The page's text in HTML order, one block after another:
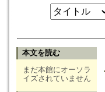
本文を読む
まだ本館にオーソラ
イズされていません